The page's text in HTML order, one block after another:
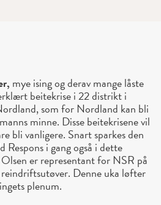
mye ising og derav mange låste
beitekrise i 22 distrikt i
som for Nordland kan bli
minne. Disse beitekrisene vil
bli vanligere. Snart sparkes den
i gang også i dette
er representant for NSR på
Denne uka løfter
plenum.